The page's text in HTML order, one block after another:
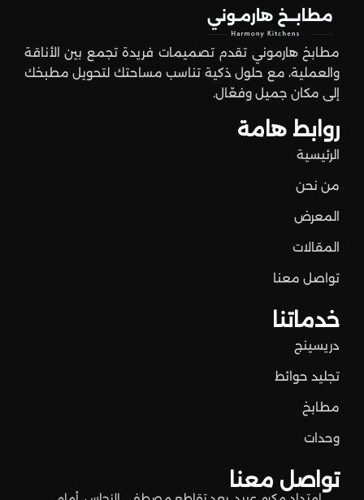
تواصل معنا
خدماتنا
دريسينج
تجليد حوائط
مطابخ
وحدات
روابط هامة
الرئيسية
من نحن
المعرض
المقالات
تواصل معنا
مطابخ هارموني تقدم تصميمات فريدة تجمع بين الأناقة
والعملية، مع حلول ذكية تناسب مساحتك لتحويل مطبخك
إلى مكان جميل وفعّال.